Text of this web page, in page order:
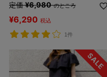
定価 ¥6,980 のところ
¥6,290 税込
1件